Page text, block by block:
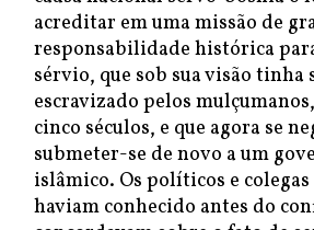
acreditar em uma missão de
responsabilidade histórica
sérvio, que sob sua visão tinha
escravizado pelos
cinco séculos, e que agora se
submeter-se de novo a um
islâmico. Os políticos e colegas
haviam conhecido antes do